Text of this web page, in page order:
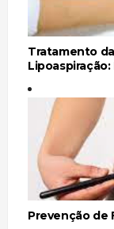
Tratamento
Prevenção de